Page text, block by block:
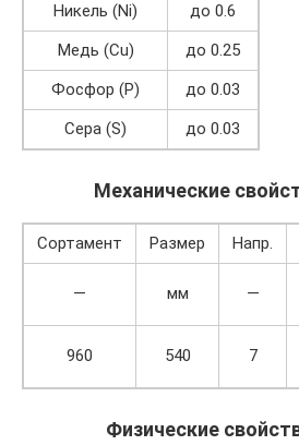
Никель (Ni)
до 0.6
Медь (Cu)
до 0.25
Фосфор (P)
до 0.03
Сера (S)
до 0.03
Механические
Сортамент Размер Напр.
— мм —
960 540 7
Физические